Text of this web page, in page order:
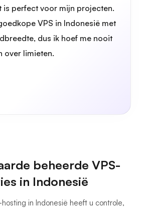
is perfect voor mijn projecten.
VPS in Indonesië met
dus ik hoef me nooit
over limieten.
beheerde VPS-
in Indonesië
in Indonesië heeft u controle,